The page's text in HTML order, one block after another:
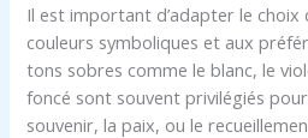
Il est important d’adapter le
couleurs symboliques et aux
tons sobres comme le blanc, le
foncé sont souvent privilégiés
souvenir, la paix, ou le